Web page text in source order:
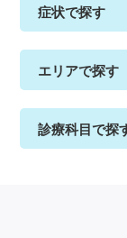
症状で探す
エリアで探す
診療科目で探